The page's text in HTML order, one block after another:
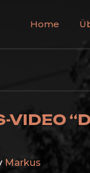
Home
VIDEO
Markus